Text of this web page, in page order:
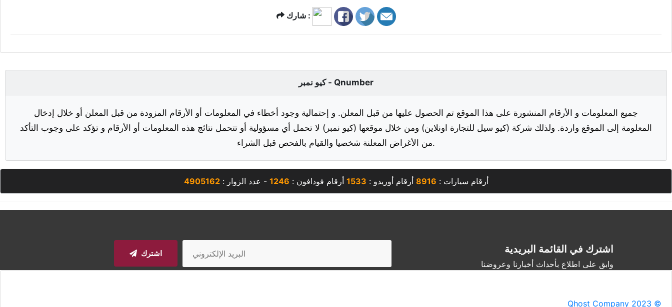
شارك :
كيو نمبر - Qnumber
جميع المعلومات و الأرقام المنشورة على هذا الموقع تم الحصول عليها من قبل المعلن. و إحتمالية وجود أخطاء في المعلومات أو الأرقام المزودة من قبل المعلن أو خلال إدخال
المعلومة إلى الموقع واردة. ولذلك شركة (كيو سيل للتجارة اونلاين) ومن خلال موقعها (كيو نمبر) لا تحمل أي مسؤولية أو تتحمل نتائج هذه المعلومات أو الأرقام و تؤكد على وجوب التأكد
أرقام سيارات : 8916 أرقام أوريدو : 1533 أرقام فودافون : 1246 - عدد الزوار : 4905162
اشترك في القائمة البريدية
وابق على اطلاع بأحداث أخبارنا وعروضنا
اشترك
Qhost Company 2023 ©